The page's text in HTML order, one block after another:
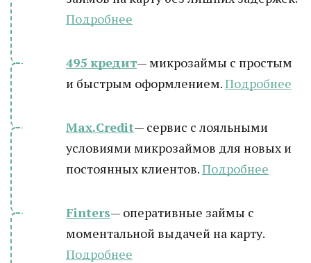
Подробнее
495 кредит— микрозаймы с простым
и быстрым оформлением.Подробнее
Max.Credit— сервис с лояльными
условиями микрозаймов для новых и
постоянных клиентов.Подробнее
Finters— оперативные займы с
моментальной выдачей на карту.
Подробнее